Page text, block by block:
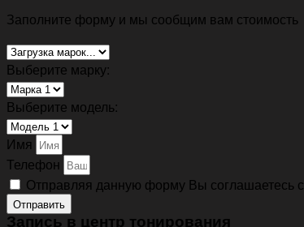
Заполните форму и мы сообщим вам стоимость
Выберите марку:
Выберите модель:
Имя
Телефон
Отправляя данную форму Вы соглашаетесь с
Отправить
Запись в центр тонирования